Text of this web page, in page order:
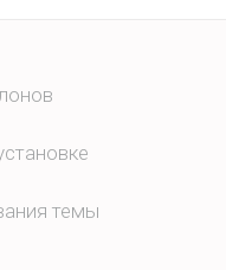
темы